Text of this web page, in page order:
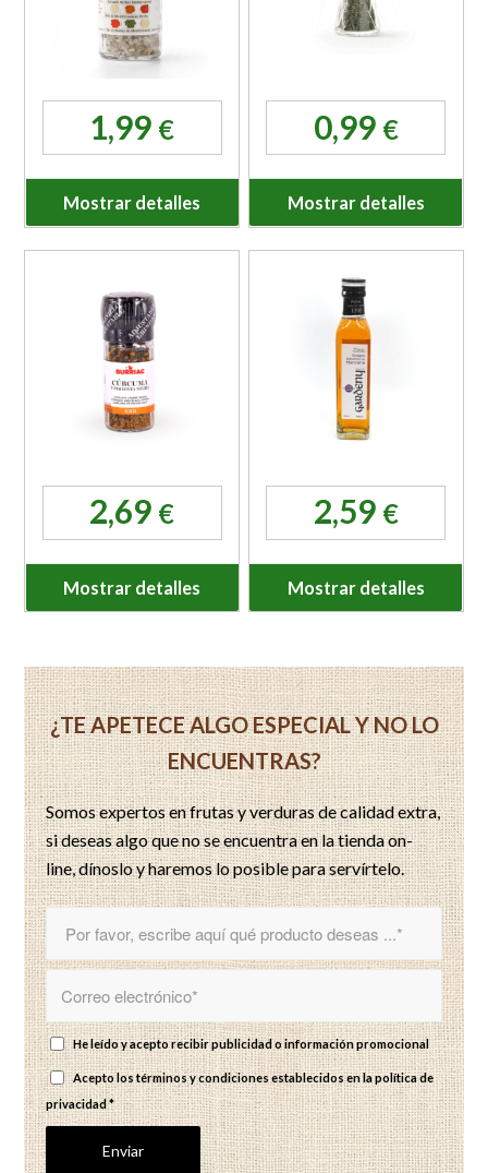
1,99 €
Mostrar detalles
0,99 €
Mostrar detalles
2,69 €
Mostrar detalles
2,59 €
Mostrar detalles
¿TE APETECE ALGO ESPECIAL Y NO LO
ENCUENTRAS?
Somos expertos en frutas y verduras de calidad extra,
si deseas algo que no se encuentra en la tienda on-
line, dínoslo y haremos lo posible para servírtelo.
He leído y acepto recibir publicidad o información promocional
Acepto los términos y condiciones establecidos enla política de
privacidad*